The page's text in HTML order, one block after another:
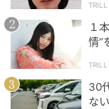
１
情”
30
な